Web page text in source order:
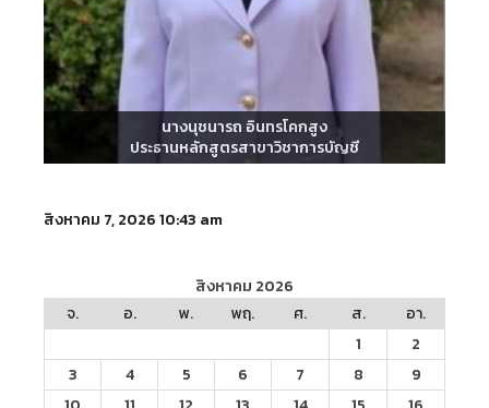
นางนุชนารถ อินทรโคกสูง
ประธานหลักสูตรสาขาวิชาการบัญชี
สิงหาคม 7, 2026 10:43 am
สิงหาคม 2026
จ.
อ. พ. พฤ. ศ. ส.
อา.
1
2
3
4 5 6 7 8
9